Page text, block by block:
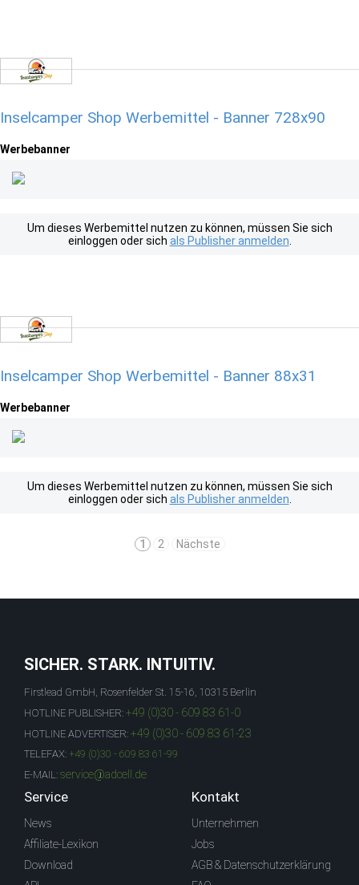
Inselcamper Shop Werbemittel - Banner 728x90
Werbebanner
Um dieses Werbemittel nutzen zu können, müssen Sie sich
einloggen oder sich als Publisher anmelden
Inselcamper Shop Werbemittel - Banner 88x31
Werbebanner
Um dieses Werbemittel nutzen zu können, müssen Sie sich
einloggen oder sich als Publisher anmelden
1 2 Nächste
SICHER. STARK. INTUITIV.
Firstlead GmbH, Rosenfelder St. 15-16, 10315 Berlin
HOTLINE PUBLISHER: +49 (0)30 - 609 83 61-0
HOTLINE ADVERTISER: +49 (0)30 - 609 83 61-23
TELEFAX: +49 (0)30 - 609 83 61-99
E-MAIL: service@adcell.de
Service
News
Affiliate-Lexikon
Download
Kontakt
Unternehmen
Jobs
AGB & Datenschutzerklärung